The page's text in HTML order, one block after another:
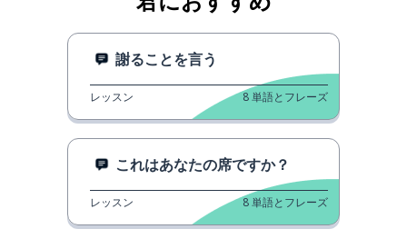
謝ることを言う
レッスン 8単語とフレーズ
これはあなたの席ですか？
レッスン 8単語とフレーズ